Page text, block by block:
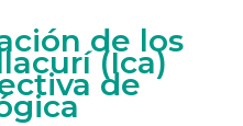
de los
(Ica)
de